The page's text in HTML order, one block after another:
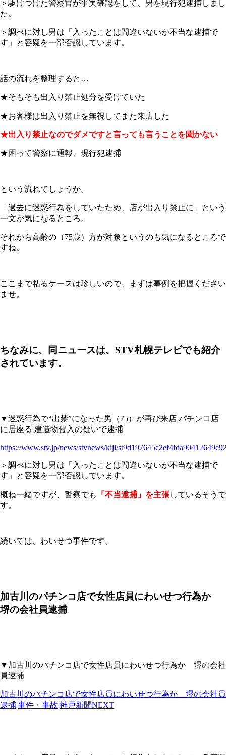
＞駆けつけた警察官が事実確認をして、男を現行犯逮捕しまし
た。
＞調べに対し男は「入ったことは間違いないが不当な逮捕で
す」と容疑を一部否認しています。
話の流れを整理すると…
★そもそも出入り禁止処分を受けていた
★お客様は出入り禁止を無視してまた来店した
★出入り禁止なのでダメですと言っても言うことを聞かない
★困って警察に通報、現行犯逮捕
という流れでしょうか。
「過去に迷惑行為をしていたため、店が出入り禁止に」という
一文が気になるところ。
それから高齢の（75歳）方が対象というのも気になるところで
すね。
ここまで粘るケースは珍しいので、まずは事例を把握ください
ませ。
ちなみに、同ニュースは、STV札幌テレビでも紹介
されています。
▼迷惑行為で“出禁”になった男（75）が再び来店 パチンコ店
に居座る 建造物侵入の疑いで逮捕
https://www.stv.jp/news/stvnews/kiji/
＞調べに対し男は「入ったことは間違いないが不当な逮捕で
す」と容疑を一部否認しています。
概ね一緒ですが、警察でも 「不当逮捕」を主張しているそうで
す。
続いては、わいせつ事件です。
加古川のパチンコ店で女性店員にわいせつ行為か
堺の会社員逮捕
▼加古川のパチンコ店で女性店員にわいせつ行為か 堺の会社
員逮捕
加古川のパチンコ店で女性店員にわいせつ行為か 堺の会社員
逮捕|事件・事故|神戸新聞NEXT